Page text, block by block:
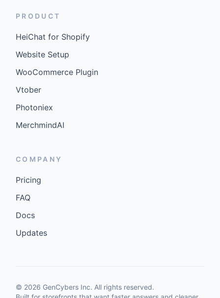
PRODUCT
HeiChat for Shopify
Website Setup
WooCommerce Plugin
Vtober
Photoniex
MerchmindAI
COMPANY
Pricing
FAQ
Docs
Updates
© 2026 GenCybers Inc. All rights reserved.